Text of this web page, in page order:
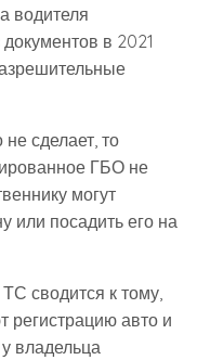
водителя
в 2021
сделает, то
ГБО не
могут
или посадить его на
сводится к тому,
регистрацию авто и
владельца